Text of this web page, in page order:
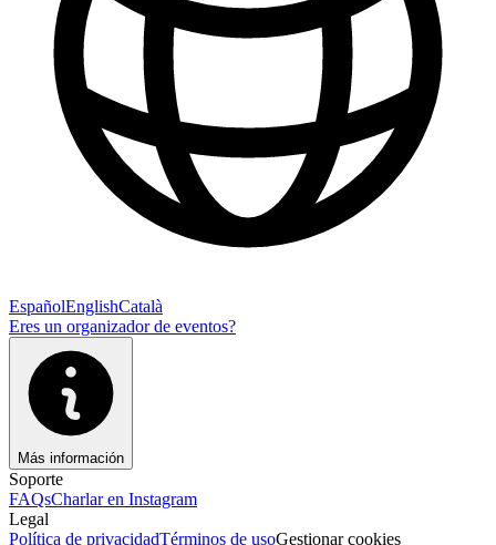
EspañolEnglishCatalà
Eres un organizador de eventos?
Más información
Soporte
FAQsCharlar en Instagram
Legal
Política de privacidadTérminos de usoGestionar cookies